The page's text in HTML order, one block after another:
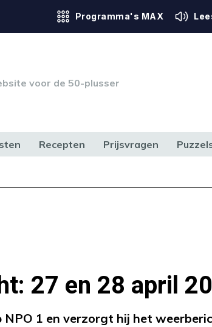
Programma's MAX
voor de 50-plusser
Recepten Prijsvragen
27 en 28 april
NPO 1 en verzorgt hij het